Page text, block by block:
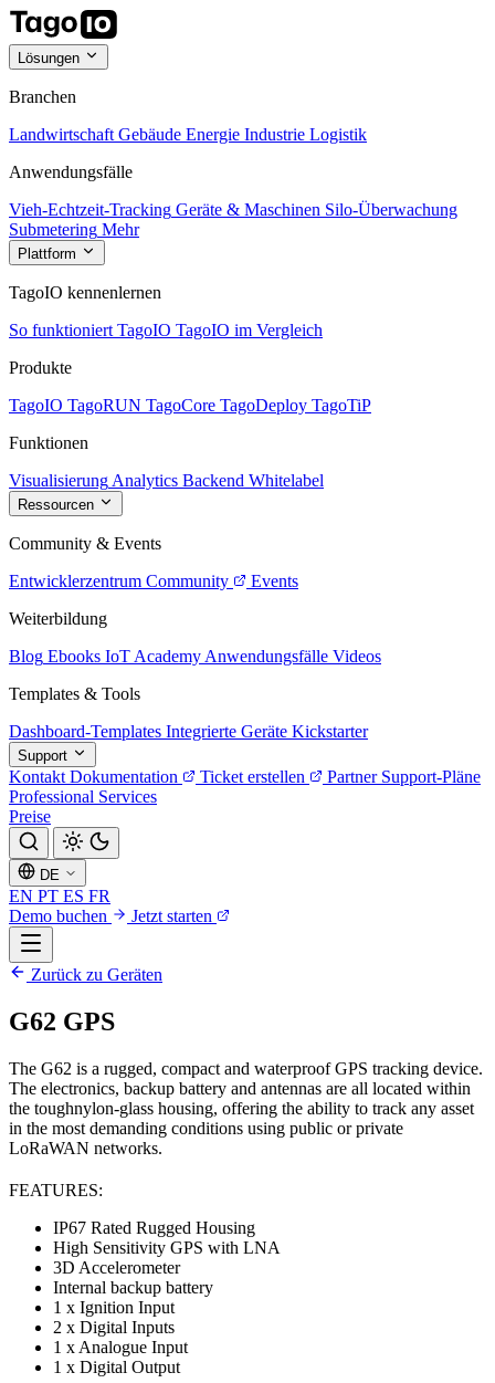
Lösungen
Branchen
Landwirtschaft Gebäude Energie Industrie Logistik
Anwendungsfälle
Vieh-Echtzeit-Tracking Geräte & Maschinen Silo-Überwachung
Submetering Mehr
Plattform
TagoIO kennenlernen
So funktioniert TagoIO TagoIO im Vergleich
Produkte
TagoIO TagoRUN TagoCore TagoDeploy TagoTiP
Funktionen
Visualisierung Analytics Backend Whitelabel
Ressourcen
Community & Events
Entwicklerzentrum Community
Events
Weiterbildung
Blog Ebooks IoT Academy Anwendungsfälle Videos
Templates & Tools
Dashboard-Templates Integrierte Geräte Kickstarter
Support
Kontakt Dokumentation Ticket erstellen Partner Support-Pläne
Professional Services
Preise
DE
EN PT ES FR
Demo buchen
Jetzt starten
Zurück zu Geräten
G62 GPS
The G62 is a rugged, compact and waterproof GPS tracking device.
The electronics, backup battery and antennas are all located within
the toughnylon-glass housing, offering the ability to track any asset
in the most demanding conditions using public or private
LoRaWAN networks.
FEATURES:
IP67 Rated Rugged Housing
High Sensitivity GPS with LNA
3D Accelerometer
Internal backup battery
1 x Ignition Input
2 x Digital Inputs
1 x Analogue Input
1 x Digital Output